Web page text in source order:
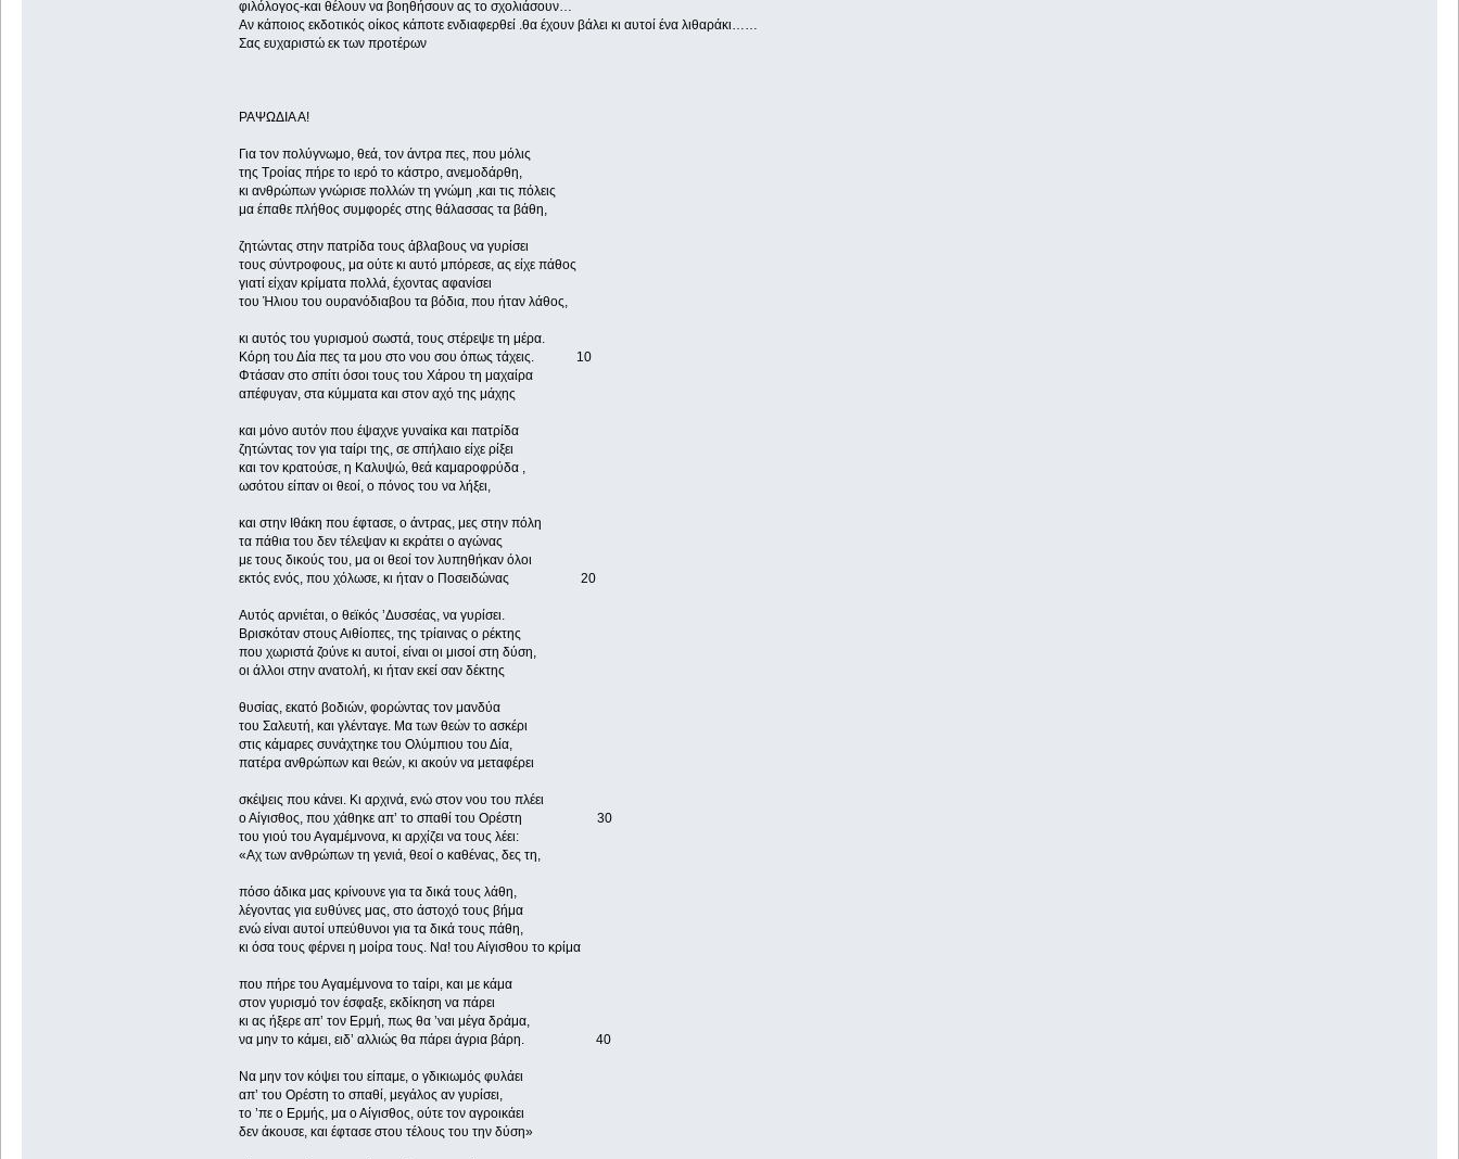
φιλόλογος-και θέλουν να βοηθήσουν ας το σχολιάσουν…
Αν κάποιος εκδοτικός οίκος κάποτε ενδιαφερθεί .θα έχουν βάλει κι αυτοί ένα λιθαράκι……
Σας ευχαριστώ εκ των προτέρων
ΡΑΨΩΔΙΑ Α!
Για τον πολύγνωμο, θεά, τον άντρα πες, που μόλις
της Τροίας πήρε το ιερό το κάστρο, ανεμοδάρθη,
κι ανθρώπων γνώρισε πολλών τη γνώμη ,και τις πόλεις
μα έπαθε πλήθος συμφορές στης θάλασσας τα βάθη,
ζητώντας στην πατρίδα τους άβλαβους να γυρίσει
τους σύντροφους, μα ούτε κι αυτό μπόρεσε, ας είχε πάθος
γιατί είχαν κρίματα πολλά, έχοντας αφανίσει
του Ήλιου του ουρανόδιαβου τα βόδια, που ήταν λάθος,
κι αυτός του γυρισμού σωστά, τους στέρεψε τη μέρα.
Κόρη του Δία πες τα μου στο νου σου όπως τάχεις. 10
Φτάσαν στο σπίτι όσοι τους του Χάρου τη μαχαίρα
απέφυγαν, στα κύμματα και στον αχό της μάχης
και μόνο αυτόν που έψαχνε γυναίκα και πατρίδα
ζητώντας τον για ταίρι της, σε σπήλαιο είχε ρίξει
και τον κρατούσε, η Καλυψώ, θεά καμαροφρύδα ,
ωσότου είπαν οι θεοί, ο πόνος του να λήξει,
και στην Ιθάκη που έφτασε, ο άντρας, μες στην πόλη
τα πάθια του δεν τέλεψαν κι εκράτει ο αγώνας
με τους δικούς του, μα οι θεοί τον λυπηθήκαν όλοι
εκτός ενός, που χόλωσε, κι ήταν ο Ποσειδώνας 20
Αυτός αρνιέται, ο θεϊκός ’Δυσσέας, να γυρίσει.
Βρισκόταν στους Αιθίοπες, της τρίαινας ο ρέκτης
που χωριστά ζούνε κι αυτοί, είναι οι μισοί στη δύση,
οι άλλοι στην ανατολή, κι ήταν εκεί σαν δέκτης
θυσίας, εκατό βοδιών, φορώντας τον μανδύα
του Σαλευτή, και γλένταγε. Μα των θεών το ασκέρι
στις κάμαρες συνάχτηκε του Ολύμπιου του Δία,
πατέρα ανθρώπων και θεών, κι ακούν να μεταφέρει
σκέψεις που κάνει. Κι αρχινά, ενώ στον νου του πλέει
ο Αίγισθος, που χάθηκε απ’ το σπαθί του Ορέστη 30
του γιού του Αγαμέμνονα, κι αρχίζει να τους λέει:
«Αχ των ανθρώπων τη γενιά, θεοί ο καθένας, δες τη,
πόσο άδικα μας κρίνουνε για τα δικά τους λάθη,
λέγοντας για ευθύνες μας, στο άστοχό τους βήμα
ενώ είναι αυτοί υπεύθυνοι για τα δικά τους πάθη,
κι όσα τους φέρνει η μοίρα τους. Να! του Αίγισθου το κρίμα
που πήρε του Αγαμέμνονα το ταίρι, και με κάμα
στον γυρισμό τον έσφαξε, εκδίκηση να πάρει
κι ας ήξερε απ’ τον Ερμή, πως θα ’ναι μέγα δράμα,
να μην το κάμει, ειδ’ αλλιώς θα πάρει άγρια βάρη. 40
Να μην τον κόψει του είπαμε, ο γδικιωμός φυλάει
απ’ του Ορέστη το σπαθί, μεγάλος αν γυρίσει,
το ’πε ο Ερμής, μα ο Αίγισθος, ούτε τον αγροικάει
δεν άκουσε, και έφτασε στου τέλους του την δύση»